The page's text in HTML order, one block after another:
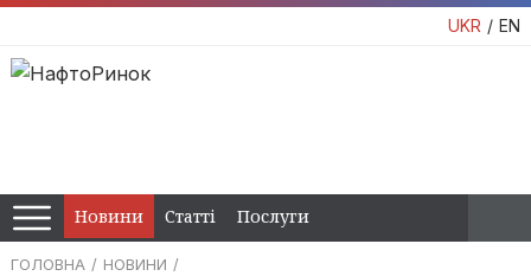
UKR EN
Новини Статті Послуги
ГОЛОВНА
НОВИНИ